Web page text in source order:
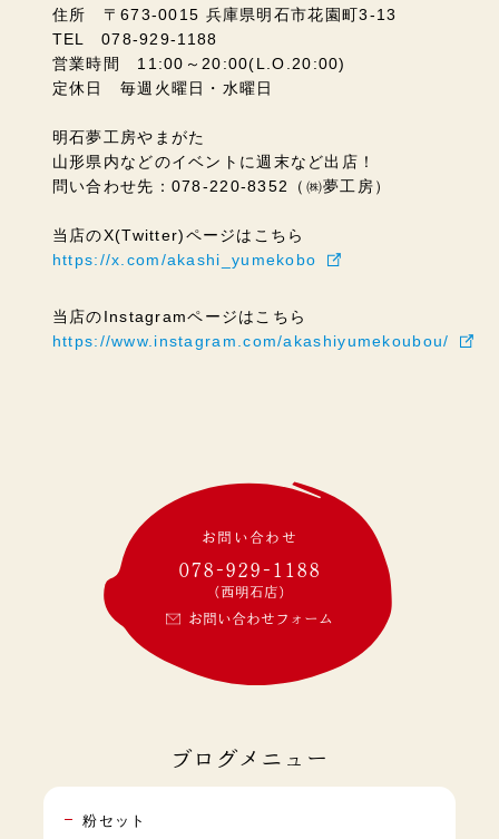
住所 〒673-0015 兵庫県明石市花園町3-13
TEL 078-929-1188
営業時間 11:00～20:00(L.O.20:00)
定休日 毎週火曜日・水曜日
明石夢工房やまがた
山形県内などのイベントに週末など出店！
問い合わせ先：078-220-8352（㈱夢工房）
当店のX(Twitter)ページはこちら
https://x.com/akashi_yumekobo
当店のInstagramページはこちら
https://www.instagram.com/akashiyumekoubou/
お問い合わせ
078-929-1188
(西明石店)
お問い合わせフォーム
ブログメニュー
粉セット